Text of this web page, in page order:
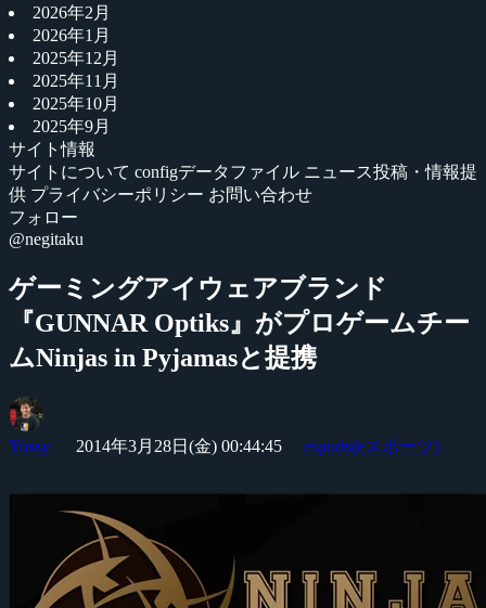
2026年2月
2026年1月
2025年12月
2025年11月
2025年10月
2025年9月
サイト情報
サイトについて configデータファイル ニュース投稿・情報提
供 プライバシーポリシー お問い合わせ
フォロー
@negitaku
ゲーミングアイウェアブランド
『GUNNAR Optiks』がプロゲームチー
ムNinjas in Pyjamasと提携
Yossy 2014年3月28日(金) 00:44:45 esports(eスポーツ)